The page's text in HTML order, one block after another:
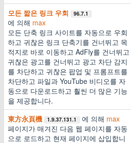
모든 짧은 링크 우회 96.7.1
에 의해 max
모든 단축 링크 사이트를 자동으로 우회
하고 귀찮은 링크 단축기를 건너뛰고 목
적지로 바로 이동하고 AdFly를 건너뛰고
귀찮은 광고를 건너뛰고 광고 차단 감지
를 차단하고 귀찮은 팝업 및 프롬프트를
차단하고 파일과 YouTube 비디오를 자
동으로 다운로드하고 훨씬 더 많은 기능
을 제공합니다.
東方永頁機 1.9.37.131.1 에 의해 max
페이지가 매겨진 다음 웹 페이지를 자동
으로 로드하고 현재 페이지에 삽입합니